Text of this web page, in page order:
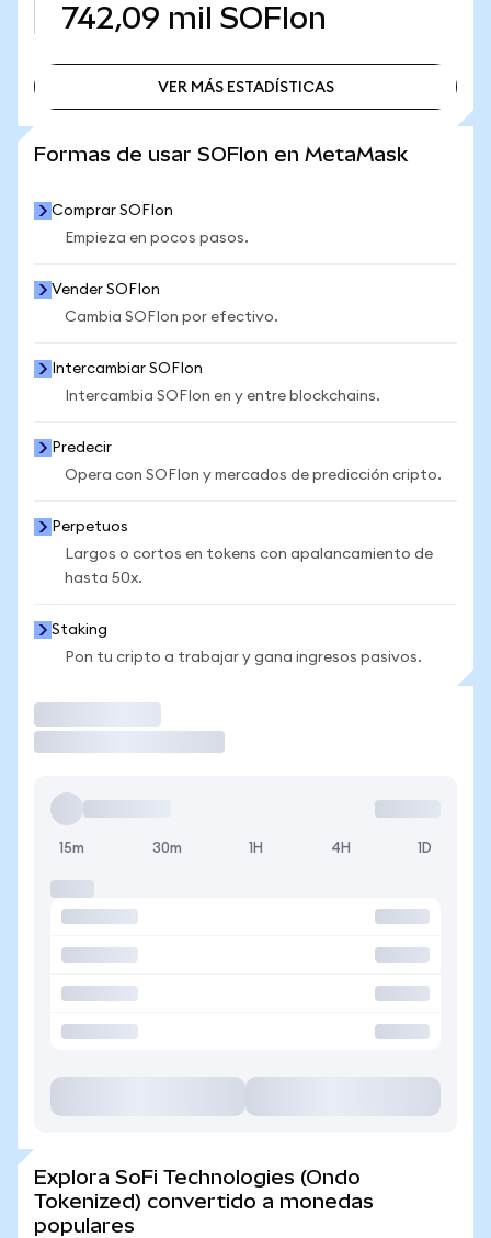
742,09 mil SOFIon
VER MÁS ESTADÍSTICAS
Formas de usar SOFIon en MetaMask
Comprar SOFIon
Empieza en pocos pasos.
Vender SOFIon
Cambia SOFIon por efectivo.
Intercambiar SOFIon
Intercambia SOFIon en y entre blockchains.
Predecir
Opera con SOFIon y mercados de predicción cripto.
Perpetuos
Largos o cortos en tokens con apalancamiento de
hasta 50x.
Staking
Pon tu cripto a trabajar y gana ingresos pasivos.
15m 30m 1H 4H 1D
Explora SoFi Technologies (Ondo
Tokenized) convertido a monedas
populares